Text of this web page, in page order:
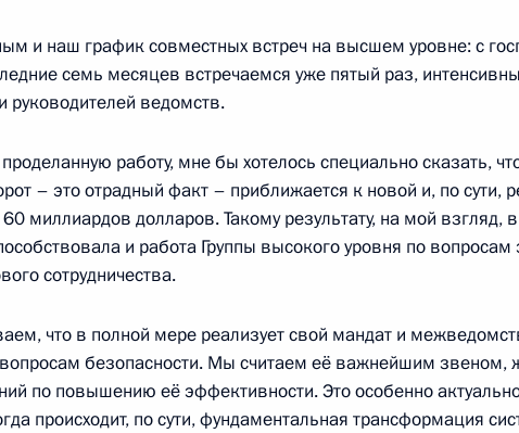
германских межгосударственных консультаций
года, 19:15 Санкт-Петербург
из стенографического отчёта о заседании российско-
форума общественности «Петербургский диалог»
года, 14:45 Санкт-Петербург
2008 года, среда
для прессы и ответы на вопросы журналистов
российско-испанских переговоров
и наш график совместных встреч на высшем уровне: с
семь месяцев встречаемся уже пятый раз,
руководителей ведомств.
работу, мне бы хотелось специально сказать,
– это отрадный факт – приближается к новой и, по сути,
миллиардов долларов. Такому результату, на мой взгляд,
и работа Группы высокого уровня по
сотрудничества.
что в полной мере реализует свой мандат и
вопросам безопасности. Мы считаем её важнейшим звеном,
по повышению её эффективности. Это особенно
происходит, по сути, фундаментальная трансформация